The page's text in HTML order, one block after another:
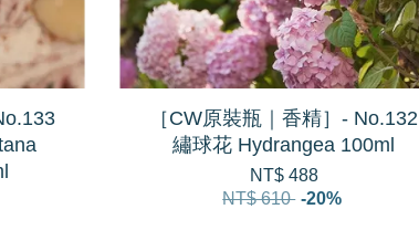
［CW原裝瓶｜香精］- No.132
繡球花 Hydrangea 100ml
NT$ 488
NT$ 610 -20%